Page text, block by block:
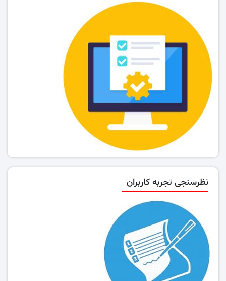
نظرسنجی تجربه کاربران